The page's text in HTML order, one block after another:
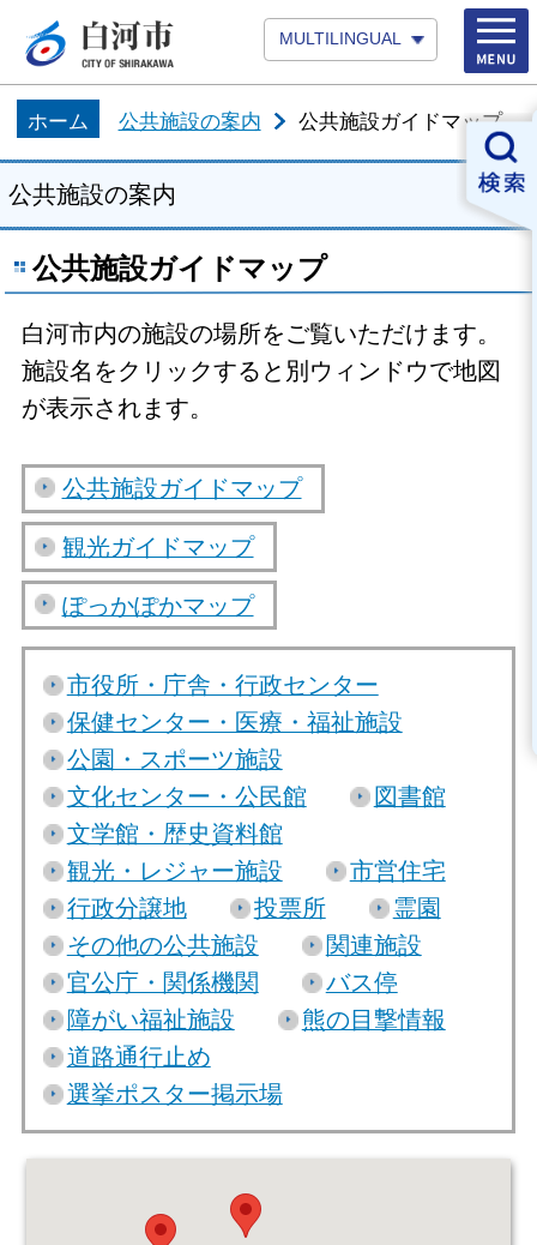
MULTILINGUAL
ホーム 公共施設の案内 公共施設ガイドマップ
公共施設の案内
公共施設ガイドマップ
白河市内の施設の場所をご覧いただけます。
施設名をクリックすると別ウィンドウで地図
が表示されます。
公共施設ガイドマップ
観光ガイドマップ
ぽっかぽかマップ
市役所・庁舎・行政センター
保健センター・医療・福祉施設
公園・スポーツ施設
文化センター・公民館
図書館
文学館・歴史資料館
観光・レジャー施設
市営住宅
行政分譲地
投票所
霊園
その他の公共施設
関連施設
官公庁・関係機関
バス停
障がい福祉施設
熊の目撃情報
道路通行止め
選挙ポスター掲示場